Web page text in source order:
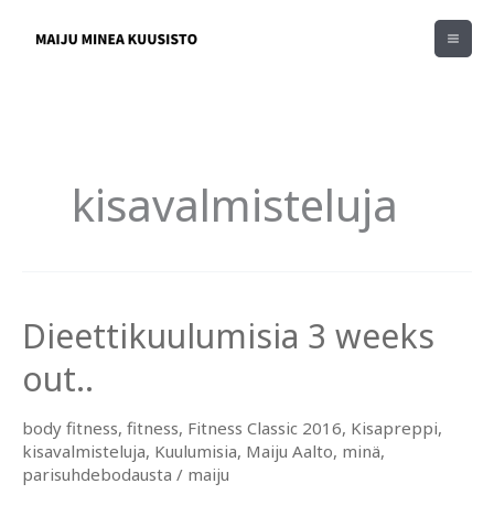
sisältöön
kisavalmisteluja
Dieettikuulumisia 3 weeks
out..
body fitness, fitness, Fitness Classic 2016, Kisapreppi,
kisavalmisteluja, Kuulumisia, Maiju Aalto, minä,
parisuhdebodausta / maiju